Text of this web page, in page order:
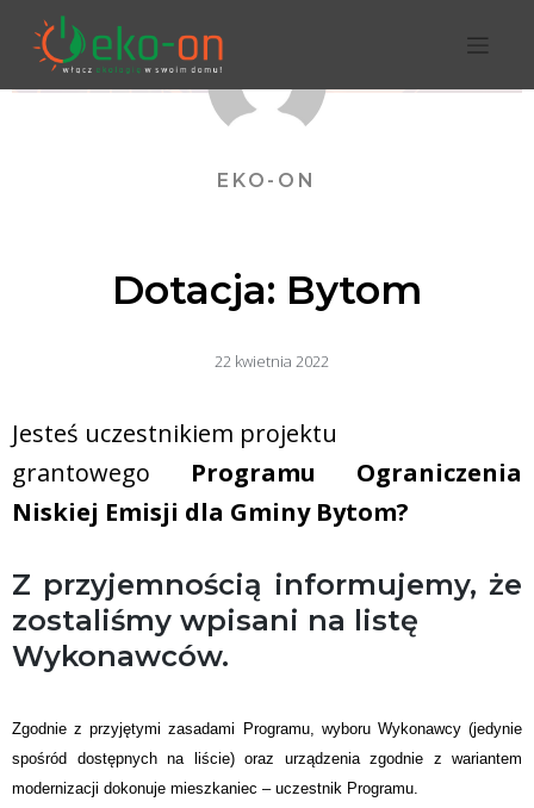
EKO-ON
Dotacja: Bytom
22 kwietnia 2022
Jesteś uczestnikiem projektu
grantowego Programu Ograniczenia
Niskiej Emisji dla Gminy Bytom?
Z przyjemnością informujemy, że
zostaliśmy wpisani na listę
Wykonawców.
Zgodnie z przyjętymi zasadami Programu, wyboru Wykonawcy (jedynie
spośród dostępnych na liście) oraz urządzenia zgodnie z wariantem
modernizacji dokonuje mieszkaniec – uczestnik Programu.